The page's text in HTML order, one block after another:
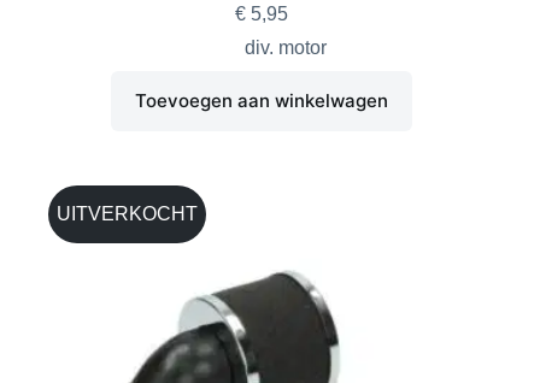
€ 5,95
div. motor
Toevoegen aan winkelwagen
UITVERKOCHT